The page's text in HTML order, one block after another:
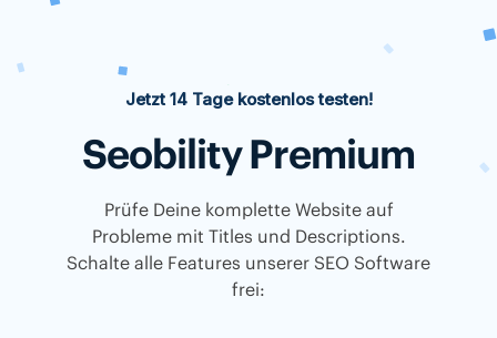
Jetzt 14 Tage kostenlos testen!
Seobility Premium
Prüfe Deine komplette Website auf
Probleme mit Titles und Descriptions.
Schalte alle Features unserer SEO Software
frei: